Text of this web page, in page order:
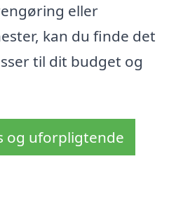
eller
kan du finde det
til dit budget og
og uforpligtende